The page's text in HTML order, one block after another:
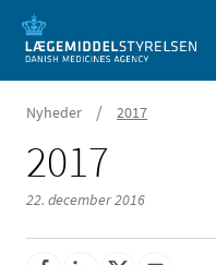
Nyheder / 2017
2017
22. december 2016